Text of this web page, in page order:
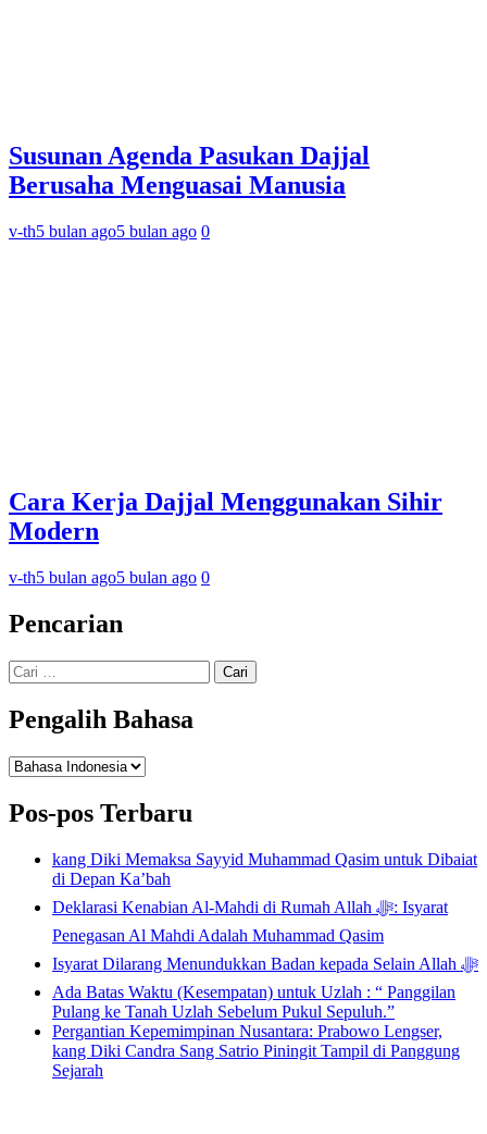
Susunan Agenda Pasukan Dajjal
Berusaha Menguasai Manusia
v-th5 bulan ago5 bulan ago 0
Cara Kerja Dajjal Menggunakan Sihir
Modern
v-th5 bulan ago5 bulan ago 0
Pencarian
Cari
untuk:
Pengalih Bahasa
Pengalih
Pos-pos Terbaru
kang Diki Memaksa Sayyid Muhammad Qasim untuk Dibaiat
di Depan Ka’bah
Deklarasi Kenabian Al-Mahdi di Rumah Allah ﷻ: Isyarat
Penegasan Al Mahdi Adalah Muhammad Qasim
Isyarat Dilarang Menundukkan Badan kepada Selain Allah ﷻ
Ada Batas Waktu (Kesempatan) untuk Uzlah : “ Panggilan
Pulang ke Tanah Uzlah Sebelum Pukul Sepuluh.”
Pergantian Kepemimpinan Nusantara: Prabowo Lengser,
kang Diki Candra Sang Satrio Piningit Tampil di Panggung
Sejarah